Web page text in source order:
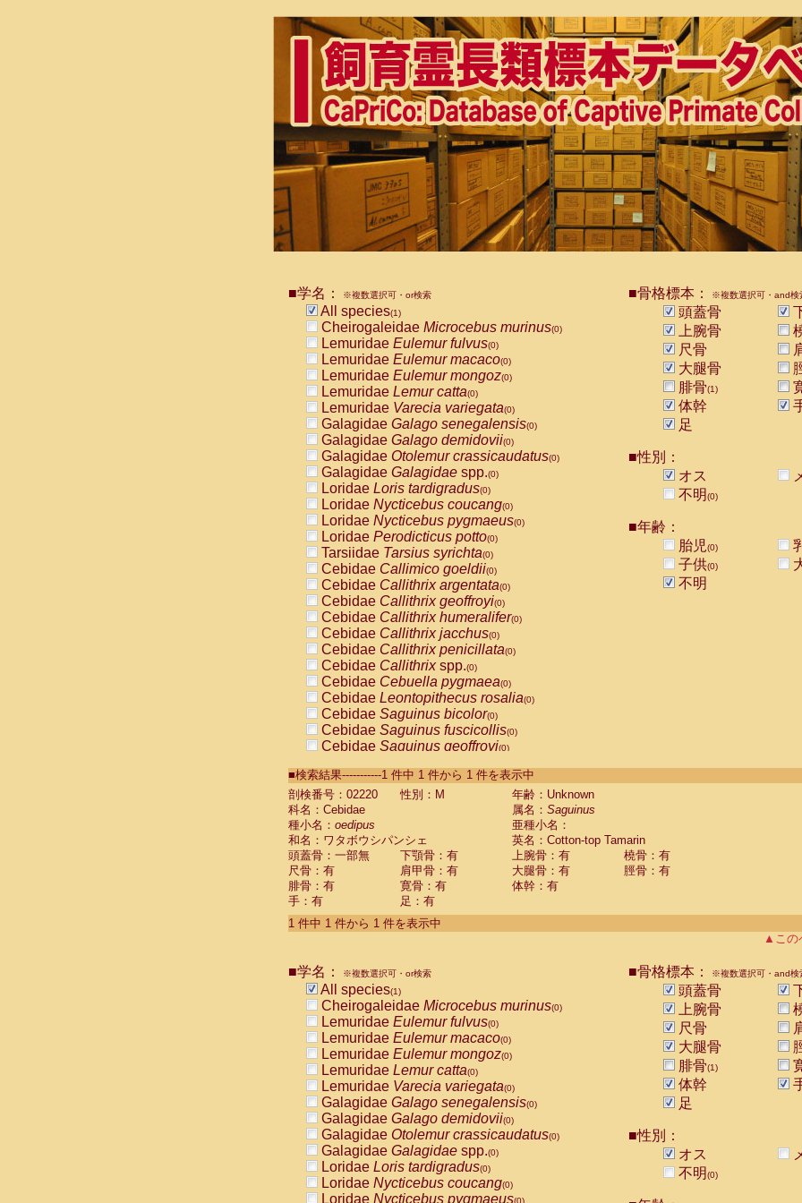
■学名： ※複数選択可・or検索
All species(1)
Cheirogaleidae Microcebus murinus(0)
Lemuridae Eulemur fulvus(0)
Lemuridae Eulemur macaco(0)
Lemuridae Eulemur mongoz(0)
Lemuridae Lemur catta(0)
Lemuridae Varecia variegata(0)
Galagidae Galago senegalensis(0)
Galagidae Galago demidovii(0)
Galagidae Otolemur crassicaudatus(0)
Galagidae Galagidae spp.(0)
Loridae Loris tardigradus(0)
Loridae Nycticebus coucang(0)
Loridae Nycticebus pygmaeus(0)
Loridae Perodicticus potto(0)
Tarsiidae Tarsius syrichta(0)
Cebidae Callimico goeldii(0)
Cebidae Callithrix argentata(0)
Cebidae Callithrix geoffroyi(0)
Cebidae Callithrix humeralifer(0)
Cebidae Callithrix jacchus(0)
Cebidae Callithrix penicillata(0)
Cebidae Callithrixspp.(0)
Cebidae Cebuella pygmaea(0)
Cebidae Leontopithecus rosalia(0)
Cebidae Saguinus bicolor(0)
Cebidae Saguinus fuscicollis(0)
Cebidae Saguinus geoffroyi(0)
CebidaeSaguinus labiatus(0)
Cebidae Saguinus leucopus (0)
Cebidae
Cebidae
CebidaeSaguinus nigricollis (0)
Cebidae Saguinus oedipus
Cebidae Saguinus weddelli
Cebidae Saguinusspp.
Cebidae Aotus trivirgatus
Cebidae Cebus albifrons
CebidaeCebus nigrivittatus
CebidaeCebus
CebidaeSaimiri boliviensis(0)
CebidaeSaimiri sciureus(0)
AtelidaeAlouatta caraya(0)
AtelidaeAlouatta fusca(0)
AtelidaeAlouatta seniculus
AtelidaeAlouattaspp.(0)
AtelidaeAteles belzebuth(0)
AtelidaeAteles geoffroyi(0)
AtelidaeAteles paniscus(0)
AtelidaeAtelesspp.(0)
Atelidae Lagothrix lagothricha
AtelidaeLagothrix lagothricha cana
PitheciidaeCacajao calvus rubicundus
■骨格標本： ※複数選択可・and検
頭蓋骨
上腕骨
尺骨
大腿骨
腓骨(1)
体幹
足
■性別：
オス
不明(0)
■年齢：
胎児(0)
子供(0)
不明
■検索結果-----------1 件中 1 件から 1 件を表示中
剖検番号：02220
性別：M
年齢：Unknown
科名：Cebidae
属名： Saguinus
種小名： oedipus
亜種小名：
和名：ワタボウシパンシェ
英名：Cotton-top Tamarin
頭蓋骨：一部無
下顎骨：有 上腕骨：有
橈骨：有
尺骨：有
肩甲骨：有 大腿骨：有
脛骨：有
腓骨：有
寛骨：有
体幹：有
手：有
足：有
1 件中 1 件から 1 件を表示中
▲この
■学名： ※複数選択可・or検索
All species(1)
Cheirogaleidae Microcebus murinus(0)
Lemuridae Eulemur fulvus(0)
Lemuridae Eulemur macaco(0)
Lemuridae Eulemur mongoz(0)
Lemuridae Lemur catta(0)
Lemuridae Varecia variegata(0)
Galagidae Galago senegalensis(0)
Galagidae Galago demidovii(0)
Galagidae Otolemur crassicaudatus(0)
Galagidae Galagidae spp.(0)
Loridae Loris tardigradus(0)
Loridae Nycticebus coucang(0)
Loridae Nycticebus pygmaeus(0)
■骨格標本： ※複数選択可・and検
頭蓋骨
上腕骨
尺骨
大腿骨
腓骨(1)
体幹
足
■性別：
オス
不明(0)